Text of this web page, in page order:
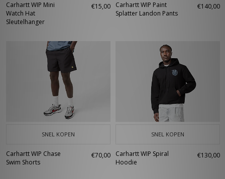
Carhartt WIP Mini
Watch Hat
Sleutelhanger
€15,00
Carhartt WIP Paint
Splatter Landon Pants
€140,00
SNEL KOPEN
Carhartt WIP Chase
Swim Shorts
€70,00
SNEL KOPEN
Carhartt WIP Spiral
Hoodie
€130,00